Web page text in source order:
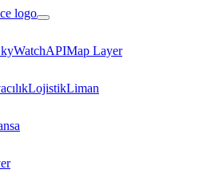
APIMap Layer
LojistikLiman